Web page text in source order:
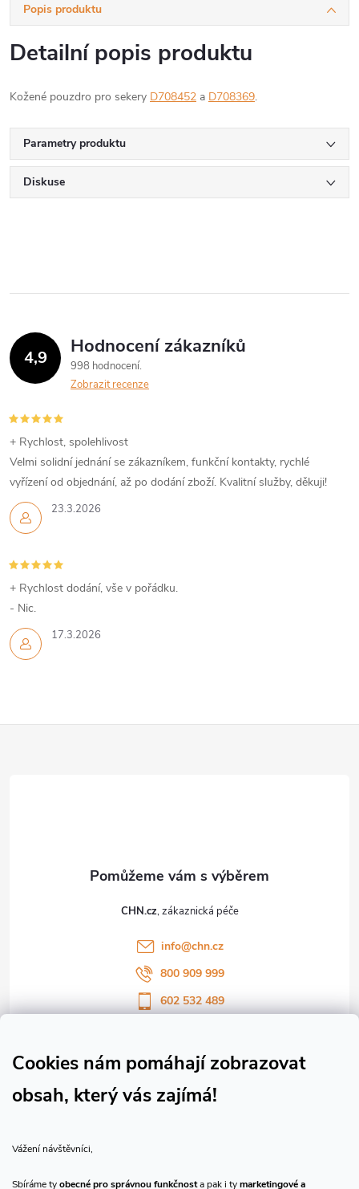
Cookies nám pomáhají zobrazovat
obsah, který vás zajímá!
Vážení návštěvníci,
Sbíráme tyobecné pro správnou funkčnosta pak i tymarketingové a
Popis produktu
Detailní popis produktu
Kožené pouzdro pro sekery D708452 a D708369.
Parametry produktu
Diskuse
4,9 Hodnocení zákazníků
998 hodnocení
Zobrazit recenze
23.3.2026
+ Rychlost, spolehlivost
Velmi solidní jednání se zákazníkem, funkční kontakty, rychlé
vyřízení od objednání, až po dodání zboží. Kvalitní služby, děkuji!
17.3.2026
+ Rychlost dodání, vše v pořádku.
- Nic.
CHN.cz
info@chn.cz
800 909 999
602 532 489
Sledujte náš vlog CHN_CZ